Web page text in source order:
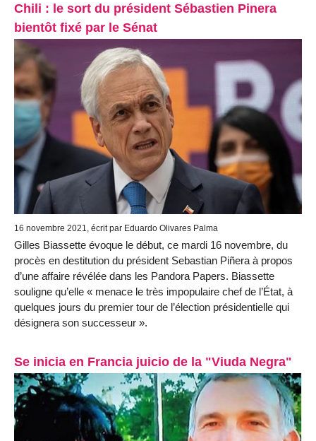
Chili : le sort du président Sébastien Pinera
bientôt fixé par le Sénat
16 novembre 2021, écrit par Eduardo Olivares Palma
Gilles Biassette évoque le début, ce mardi 16 novembre, du
procès en destitution du président Sebastian Piñera à propos
d’une affaire révélée dans les Pandora Papers. Biassette
souligne qu’elle « menace le très impopulaire chef de l’État, à
quelques jours du premier tour de l’élection présidentielle qui
désignera son successeur ».
Se inicia en Francia juicio de la "Viuda Negra"